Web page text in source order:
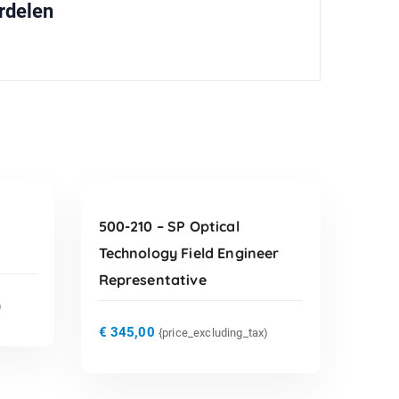
500-210 – SP Optical
Technology Field Engineer
Representative
€ 345,00 {price_excluding_tax)